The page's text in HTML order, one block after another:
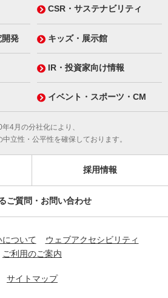
CSR・サステナビリティ
発 キッズ・展示館
IR・投資家向け情報
イベント・スポーツ・CM
4月の分社化により、
立性・公平性を確保しております。
採用情報
ご質問・お問い合わせ
ついて
ウェブアクセシビリティ
ご利用のご案内
サイトマップ